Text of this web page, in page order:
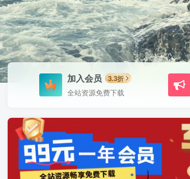
加入会员 3.3折
全站资源免费下载